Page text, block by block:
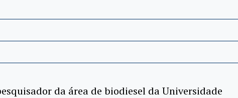
da área de biodiesel da Universidade